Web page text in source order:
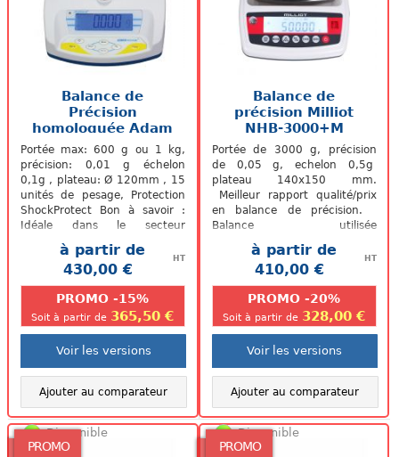
Balance de
Précision
homologuée Adam
HCB-M
Portée max: 600 g ou 1 kg,
précision: 0,01 g échelon
0,1g , plateau: Ø 120mm , 15
unités de pesage, Protection
ShockProtect Bon à savoir :
Idéale dans le secteur
pharmaceutique pour la
version en...à partir de
430,00 €
HT
PROMO -15%
Soit à partir de 365,50 €
Voir les versions
Ajouter au comparateur
Balance de
précision Milliot
NHB-3000+M
Portée de 3000 g, précision
de 0,05 g, echelon 0,5g
plateau 140x150 mm.
Meilleur rapport qualité/prix
en balance de précision.
Balance utilisée
principalement pour le pré-
emballage de vos...
à partir de
410,00 €
HT
PROMO -20%
Soit à partir de 328,00 €
Voir les versions
Ajouter au comparateur
PROMO
Disponible
PROMO
Disponible